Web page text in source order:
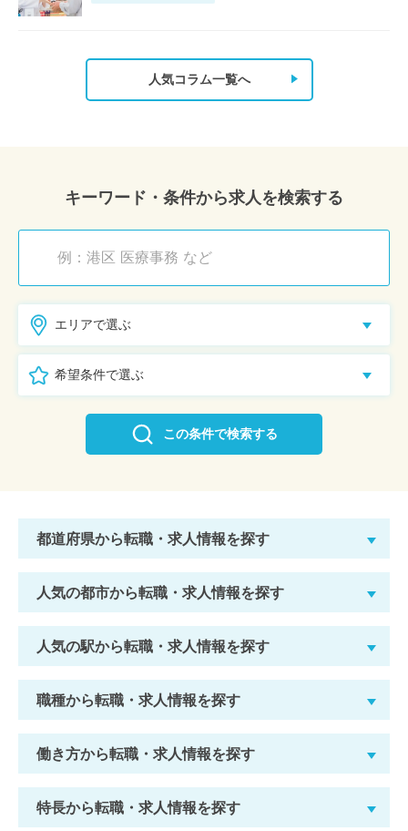
人気コラム一覧へ
キーワード・条件から求人を検索する
エリアで選ぶ
希望条件で選ぶ
この条件で検索する
都道府県から転職・求人情報を探す
人気の都市から転職・求人情報を探す
人気の駅から転職・求人情報を探す
職種から転職・求人情報を探す
働き方から転職・求人情報を探す
特長から転職・求人情報を探す